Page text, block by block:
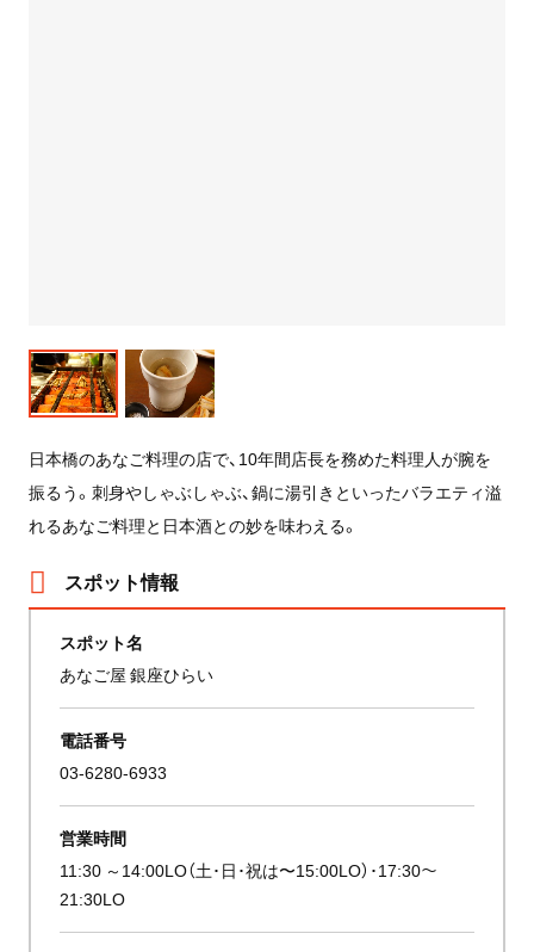
日本橋のあなご料理の店で、10年間店長を務めた料理人が腕を
振るう。刺身やしゃぶしゃぶ、鍋に湯引きといったバラエティ溢
れるあなご料理と日本酒との妙を味わえる。
スポット情報
スポット名
あなご屋 銀座ひらい
電話番号
03-6280-6933
営業時間
11:30 ～14:00LO（土･日･祝は〜15:00LO）･17:30～
21:30LO